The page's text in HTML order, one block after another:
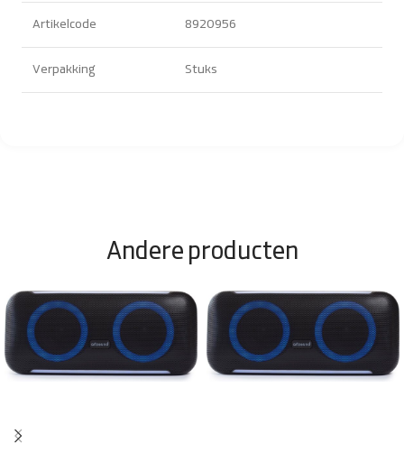
Artikelcode 8920956
Verpakking Stuks
Andere producten